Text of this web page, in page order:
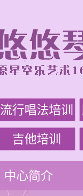
流行唱法培训
吉他培训
中心简介